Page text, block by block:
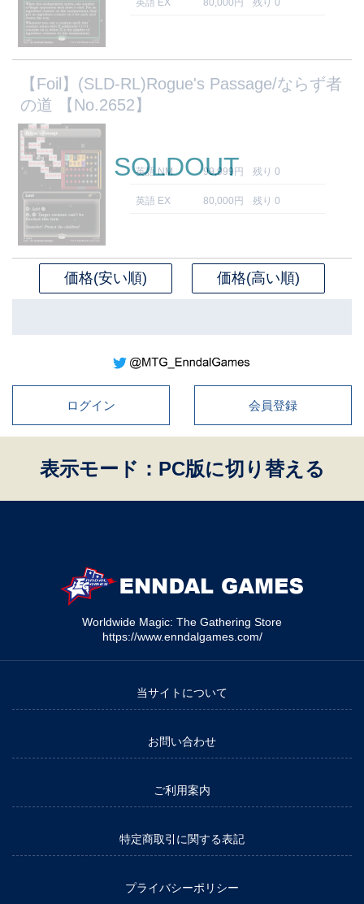
英語 EX 80,000円 残り 0
【Foil】(SLD-RL)Rogue's Passage/ならず者
の道 【No.2652】
英語 NM 99,999円 残り 0
英語 EX 80,000円 残り 0
SOLDOUT
価格(安い順) 価格(高い順)
ログイン 会員登録
表示モード：PC版に切り替える
Worldwide Magic: The Gathering Store
https://www.enndalgames.com/
当サイトについて
お問い合わせ
ご利用案内
特定商取引に関する表記
プライバシーポリシー